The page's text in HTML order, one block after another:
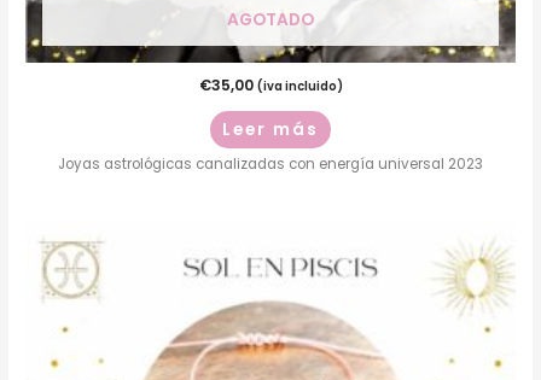
AGOTADO
€35,00 (iva incluido)
Leer más
Joyas astrológicas canalizadas con energía universal 2023